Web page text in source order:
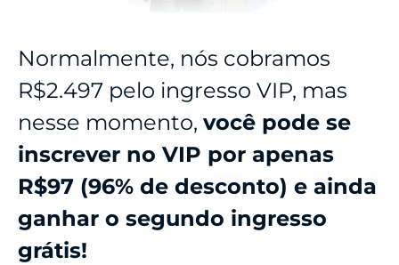
Normalmente, nós cobramos
R$2.497 pelo ingresso VIP, mas
nesse momento, você pode se
inscrever no VIP por apenas
R$97 (96% de desconto) e ainda
ganhar o segundo ingresso
grátis!